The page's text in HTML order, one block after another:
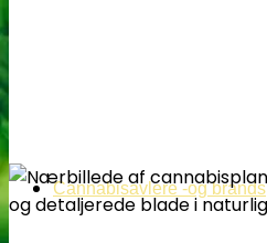
Cannabisavlere -og brands